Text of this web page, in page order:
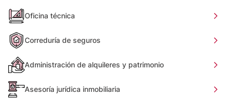
Oficina técnica
Correduría de seguros
Administración de alquileres y patrimonio
Asesoría jurídica inmobiliaria